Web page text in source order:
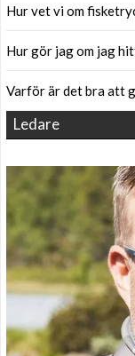
Hur vet vi om
Hur gör jag om jag
Varför är det bra att
Ledare